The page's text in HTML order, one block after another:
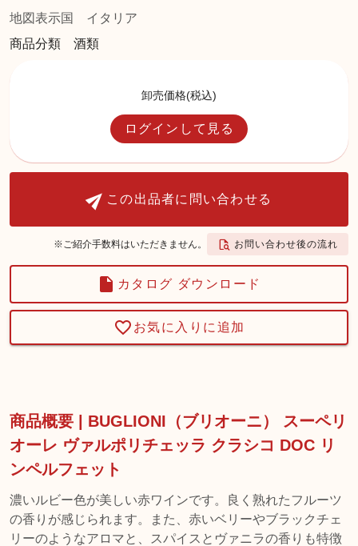
地図表示国
イタリア
商品分類 酒類
卸売価格(税込)
ログインして見る
この出品者に問い合わせる
※ご紹介手数料はいただきません。 お問い合わせ後の流れ
カタログ ダウンロード
お気に入りに追加
商品概要 | BUGLIONI（ブリオーニ） スーペリ
オーレ ヴァルポリチェッラ クラシコ DOC リ
ンペルフェット
濃いルビー色が美しい赤ワインです。良く熟れたフルーツ
の香りが感じられます。また、赤いベリーやブラックチェ
リーのようなアロマと、スパイスとヴァニラの香りも特徴